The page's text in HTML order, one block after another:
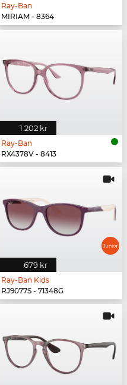
Ray-Ban
MIRIAM - 8364
1 202 kr
Ray-Ban
RX4378V - 8413
679 kr
Ray-Ban Kids
RJ9077S - 71348G